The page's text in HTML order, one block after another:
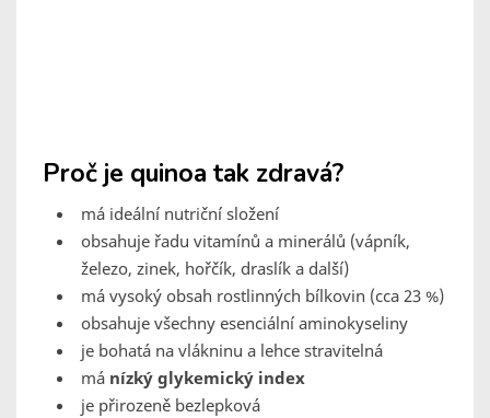
Proč je quinoa tak zdravá?
má ideální nutriční složení
obsahuje řadu vitamínů a minerálů (vápník,
železo, zinek, hořčík, draslík a další)
má vysoký obsah rostlinných bílkovin (cca 23 %)
obsahuje všechny esenciální aminokyseliny
je bohatá na vlákninu a lehce stravitelná
má nízký glykemický index
je přirozeně bezlepková